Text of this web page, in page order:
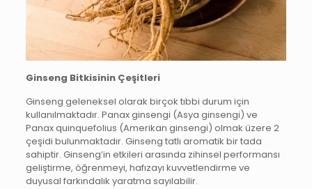
Ginseng Bitkisinin Çeşitleri
Ginseng geleneksel olarak birçok tıbbi durum için
kullanılmaktadır. Panax ginsengi (Asya ginsengi) ve
Panax quinquefolius (Amerikan ginsengi) olmak üzere 2
çeşidi bulunmaktadır. Ginseng tatlı aromatik bir tada
sahiptir. Ginseng’in etkileri arasında zihinsel performansı
geliştirme, öğrenmeyi, hafızayı kuvvetlendirme ve
duyusal farkındalık yaratma sayılabilir.